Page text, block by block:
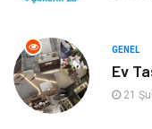
Gayrimenkul
Anne & Çocuk
GENEL
Ev
21